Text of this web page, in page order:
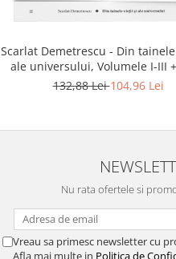
Scarlat Demetrescu - Din
ale universului, Volumele I-III
dincolo de mormant
132,88 Lei104,96 Lei
Nu rata ofertele si
Vreau sa primesc newsletter cu
Afla mai multe in Politica de